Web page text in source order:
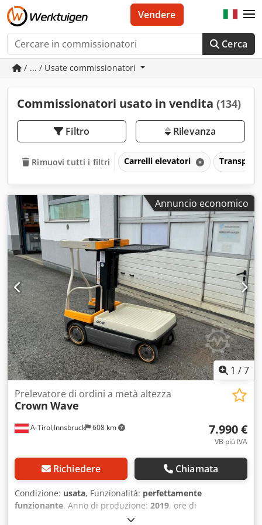
Cerca
Vendere
/ ... / Usate commissionatori
Commissionatori usato in vendita (134)
Filtro Rilevanza
Rimuovi tutti i filtri Carrelli elevatori
Annuncio economico
1 /7
A-Tirol,Innsbruck 608 km
Prelevatore di ordini a metà altezza
Crown Wave
7.990 €
VB più IVA
Richiedere Chiamata
Condizione: usata, Funzionalità: perfettamente
funzionante, Anno di produzione: 2019, ore di
, portata: